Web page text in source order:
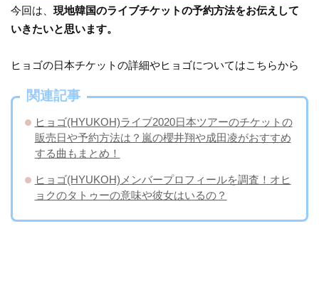
今回は、現地韓国のライブチケットの予約方法をお伝えして
いきたいと思います。
ヒョゴの日本チケットの詳細やヒョゴについてはこちらから
関連記事
ヒョゴ(HYUKOH)ライブ2020日本ツアーのチケットの
販売日や予約方法は？嵐の櫻井翔や成田凌がおすすめ
する曲もまとめ！
ヒョゴ(HYUKOH)メンバープロフィールを調査！オヒ
ョクのタトゥーの意味や彼女はいるの？